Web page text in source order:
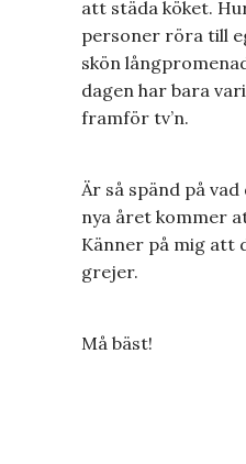
att städa köket.
personer röra till
skön
dagen har bara
framför tv’n.
Är så spänd på
nya året kommer
Känner på mig att
grejer.
Må bäst!